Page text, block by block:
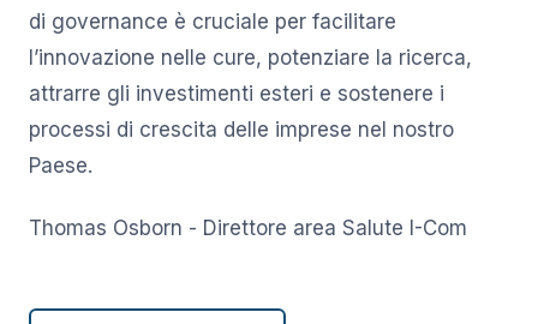
di governance è cruciale per facilitare
l’innovazione nelle cure, potenziare la ricerca,
attrarre gli investimenti esteri e sostenere i
processi di crescita delle imprese nel nostro
Paese.
Thomas Osborn - Direttore area Salute I-Com